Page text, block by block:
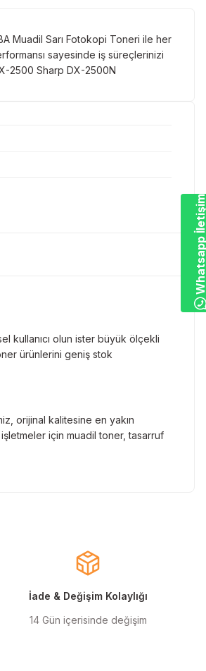
Muadil Sarı Fotokopi Toneri ile her
sayesinde iş süreçlerinizi
2500 Sharp DX-2500N
kullanıcı olun ister büyük ölçekli
ürünlerini geniş stok
orijinal kalitesine en yakın
için muadil toner, tasarruf
ömürlü ve dayanıklı yapısıyla
İade & Değişim Kolaylığı
14 Gün içerisinde değişim